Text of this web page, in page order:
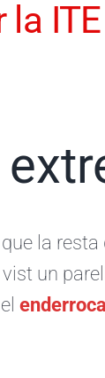
la
la
un
enderroca